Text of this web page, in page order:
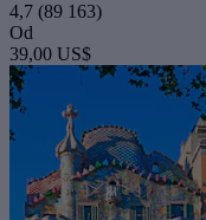
4,7 (89 163)
Od
39,00 US$